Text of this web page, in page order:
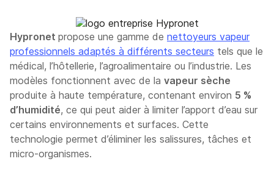
Hypronet propose une gamme de nettoyeurs vapeur
professionnels adaptés à différents secteurs tels que le
médical, l’hôtellerie, l’agroalimentaire ou l’industrie. Les
modèles fonctionnent avec de la vapeur sèche
produite à haute température, contenant environ 5 %
d’humidité, ce qui peut aider à limiter l’apport d’eau sur
certains environnements et surfaces. Cette
technologie permet d’éliminer les salissures, tâches et
micro-organismes.